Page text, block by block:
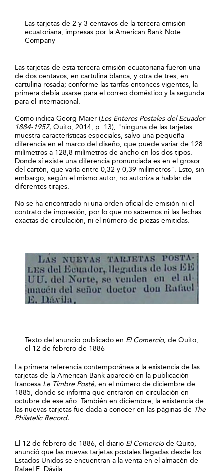
Las tarjetas de 2 y 3 centavos de la tercera emisión
ecuatoriana, impresas por la American Bank Note
Company
Las tarjetas de esta tercera emisión ecuatoriana fueron una
de dos centavos, en cartulina blanca, y otra de tres, en
cartulina rosada; conforme las tarifas entonces vigentes, la
primera debía usarse para el correo doméstico y la segunda
para el internacional.
Como indica Georg Maier (Los Enteros Postales del Ecuador
1884-1957, Quito, 2014, p. 13), "ninguna de las tarjetas
muestra características especiales, salvo una pequeña
diferencia en el marco del diseño, que puede variar de 128
milímetros a 128,8 milímetros de ancho en los dos tipos.
Donde sí existe una diferencia pronunciada es en el grosor
del cartón, que varía entre 0,32 y 0,39 milímetros". Esto, sin
embargo, según el mismo autor, no autoriza a hablar de
diferentes tirajes.
No se ha encontrado ni una orden oficial de emisión ni el
contrato de impresión, por lo que no sabemos ni las fechas
exactas de circulación, ni el número de piezas emitidas.
Texto del anuncio publicado en El Comercio, de Quito,
el 12 de febrero de 1886
La primera referencia contemporánea a la existencia de las
tarjetas de la American Bank apareció en la publicación
francesa Le Timbre Posté, en el número de diciembre de
1885, donde se informa que entraron en circulación en
octubre de ese año. También en diciembre, la existencia de
las nuevas tarjetas fue dada a conocer en las páginas de The
Philatelic Record.
El 12 de febrero de 1886, el diario El Comerciode Quito,
anunció que las nuevas tarjetas postales llegadas desde los
Estados Unidos se encuentran a la venta en el almacén de
Rafael E. Dávila.